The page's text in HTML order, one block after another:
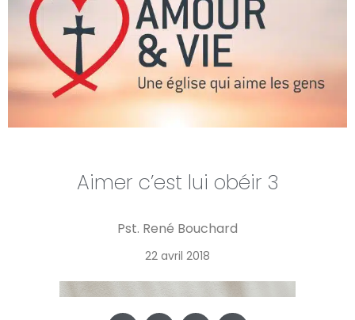
Aimer c’est lui obéir 3
Pst. René Bouchard
22 avril 2018